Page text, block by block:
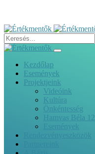
Kezdőlap
Események
Projektjeink
Videóink
Kultúra
Önkéntesség
Hamvas Béla
Események
Rendezvényeszközök